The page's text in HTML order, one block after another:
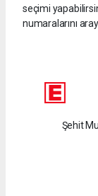
seçimi
numaralarını
Şehit